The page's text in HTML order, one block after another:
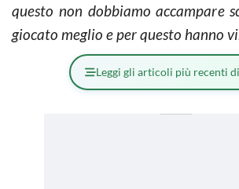
questo non dobbiamo accampare
giocato meglio e per questo hanno
Leggi gli articoli più recenti di